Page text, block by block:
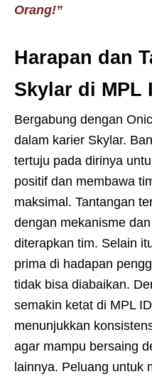
Orang!”
Harapan dan
Skylar di MPL
Bergabung dengan
dalam karier Skylar.
tertuju pada dirinya
positif dan membawa
maksimal. Tantangan
dengan mekanisme
diterapkan tim. Selain
prima di hadapan
tidak bisa diabaikan.
semakin ketat di MPL
menunjukkan
agar mampu bersaing
lainnya. Peluang untuk